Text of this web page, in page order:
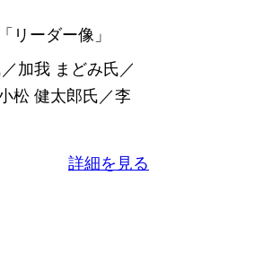
リーダー像」
加我 まどみ氏／
松 健太郎氏／李
詳細を見る